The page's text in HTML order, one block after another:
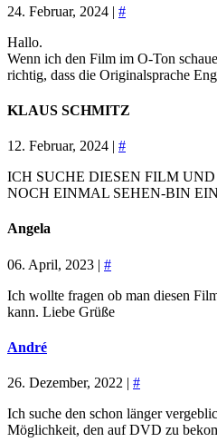
24. Februar, 2024 | #
Hallo.
Wenn ich den Film im O-Ton
richtig, dass die Originalsprache
KLAUS SCHMITZ
12. Februar, 2024 | #
ICH SUCHE DIESEN FILM
NOCH EINMAL SEHEN-BIN
Angela
06. April, 2023 | #
Ich wollte fragen ob man diesen
kann. Liebe Grüße
André
26. Dezember, 2022 | #
Ich suche den schon länger
Möglichkeit, den auf DVD zu